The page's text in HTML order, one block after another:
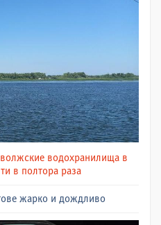
водохранилища в
в полтора раза
жарко и дождливо